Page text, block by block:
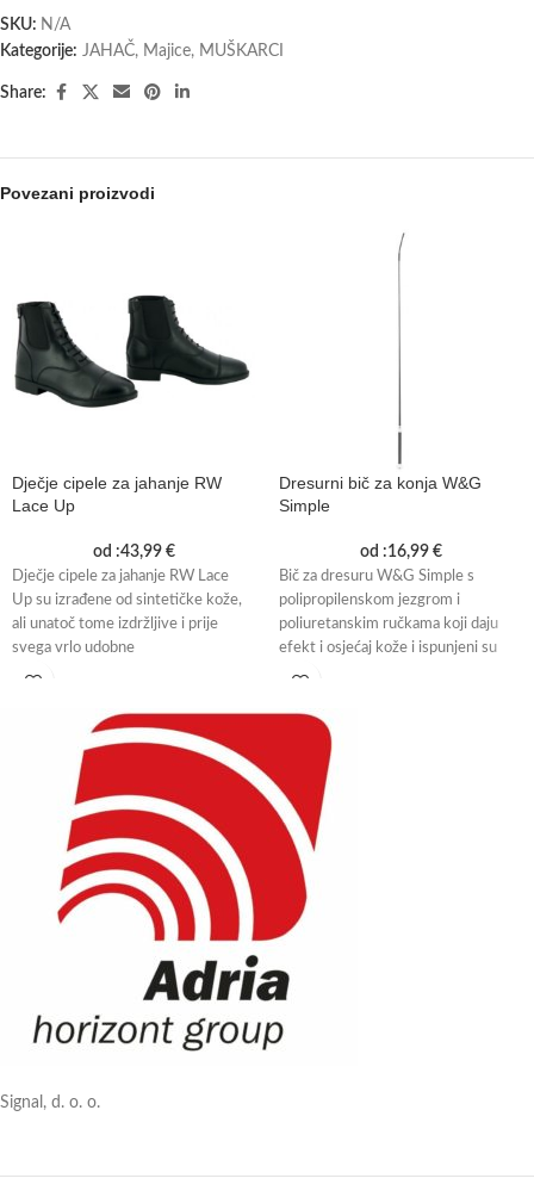
SKU: N/A
Kategorije: JAHAČ, Majice, MUŠKARCI
Share:
Povezani proizvodi
Dječje cipele za jahanje RW
Lace Up
od :43,99 €
Dječje cipele za jahanje RW Lace
Up su izrađene od sintetičke kože,
ali unatoč tome izdržljive i prije
svega vrlo udobne
Dresurni bič za konja W&G
Simple
od :16,99 €
Bič za dresuru W&G Simple s
polipropilenskom jezgrom i
poliuretanskim ručkama koji daju
efekt i osjećaj kože i ispunjeni su
Signal, d. o. o.